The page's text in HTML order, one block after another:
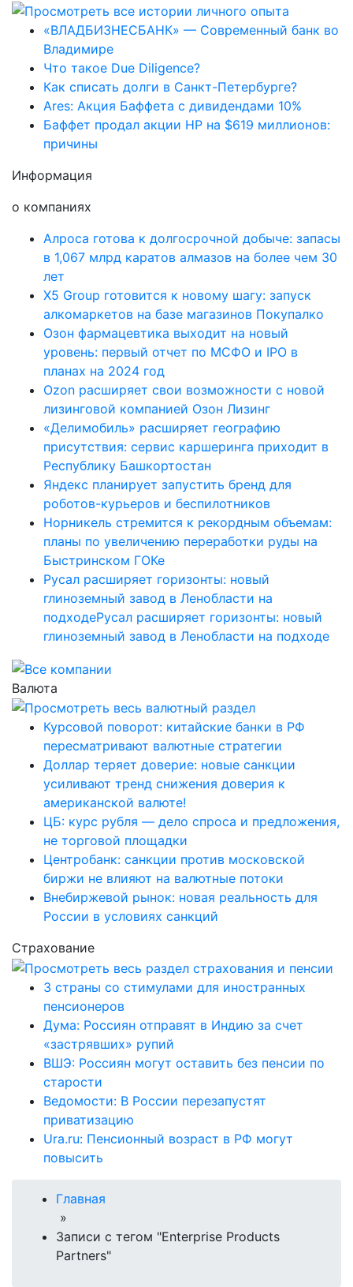
«ВЛАДБИЗНЕСБАНК» — Современный банк во
Владимире
Что такое Due Diligence?
Как списать долги в Санкт-Петербурге?
Ares: Акция Баффета с дивидендами 10%
Баффет продал акции HP на $619 миллионов:
причины
Информация
о компаниях
Алроса готова к долгосрочной добыче: запасы
в 1,067 млрд каратов алмазов на более чем 30
лет
X5 Group готовится к новому шагу: запуск
алкомаркетов на базе магазинов Покупалко
Озон фармацевтика выходит на новый
уровень: первый отчет по МСФО и IPO в
планах на 2024 год
Ozon расширяет свои возможности с новой
лизинговой компанией Озон Лизинг
«Делимобиль» расширяет географию
присутствия: сервис каршеринга приходит в
Республику Башкортостан
Яндекс планирует запустить бренд для
роботов-курьеров и беспилотников
Норникель стремится к рекордным объемам:
планы по увеличению переработки руды на
Быстринском ГОКе
Русал расширяет горизонты: новый
глиноземный завод в Ленобласти на
подходеРусал расширяет горизонты: новый
глиноземный завод в Ленобласти на подходе
Валюта
Курсовой поворот: китайские банки в РФ
пересматривают валютные стратегии
Доллар теряет доверие: новые санкции
усиливают тренд снижения доверия к
американской валюте!
ЦБ: курс рубля — дело спроса и предложения,
не торговой площадки
Центробанк: санкции против московской
биржи не влияют на валютные потоки
Внебиржевой рынок: новая реальность для
России в условиях санкций
Страхование
3 страны со стимулами для иностранных
пенсионеров
Дума: Россиян отправят в Индию за счет
«застрявших» рупий
ВШЭ: Россиян могут оставить без пенсии по
старости
Ведомости: В России перезапустят
приватизацию
Ura.ru: Пенсионный возраст в РФ могут
повысить
Главная
»
Записи с тегом "Enterprise Products
Partners"